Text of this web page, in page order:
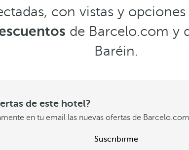
con vistas y
de Barcelo.com y
Baréin.
de este hotel?
en tu email las nuevas ofertas de
Suscribirme